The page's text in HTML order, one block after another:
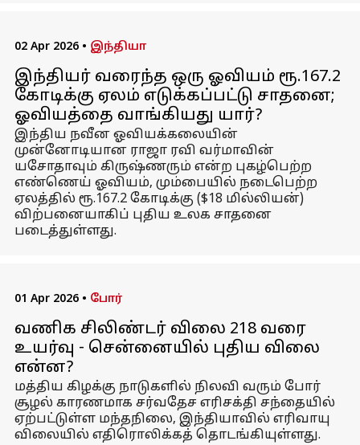
02 Apr 2026 • இந்தியா
இந்தியர் வரைந்த ஒரு ஓவியம் ரூ.167.2
கோடிக்கு ஏலம் எடுக்கப்பட்டு சாதனை;
ஓவியத்தை வாங்கியது யார்?
இந்திய நவீன ஓவியக்கலையின்
முன்னோடியான ராஜா ரவி வர்மாவின்
யசோதாவும் கிருஷ்ணரும் என்ற புகழ்பெற்ற
எண்ணெய் ஓவியம், மும்பையில் நடைபெற்ற
ஏலத்தில் ரூ.167.2 கோடிக்கு ($18 மில்லியன்)
விற்பனையாகிப் புதிய உலக சாதனை
படைத்துள்ளது.
01 Apr 2026 • போர்
வணிக சிலிண்டர் விலை ₹218 வரை
உயர்வு - சென்னையில் புதிய விலை
என்ன?
மத்திய கிழக்கு நாடுகளில் நிலவி வரும் போர்
சூழல் காரணமாக சர்வதேச எரிசக்தி சந்தையில்
ஏற்பட்டுள்ள மந்தநிலை, இந்தியாவில் எரிவாயு
விலையில் எதிரொலிக்கத் தொடங்கியுள்ளது.